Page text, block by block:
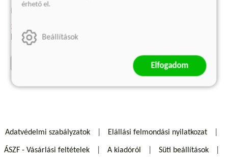
3 749 Ft
Eredeti ár:4 999 Ft
Adatvédelmi szabályzatok Elállási felmondási nyilatkozat
ÁSZF - Vásárlási feltételek A kiadóról Süti beállítások
érhető el.
Beállítások
Elfogadom